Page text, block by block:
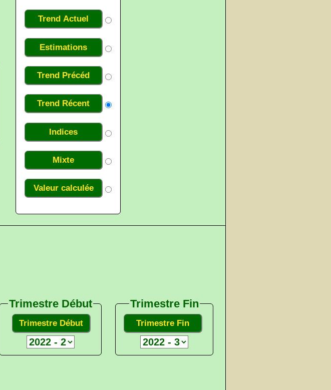
Trend Actuel
Estimations
Trend Précéd
Trend Récent
Indices
Mixte
Valeur calculée
Trimestre Début
Trimestre Début
Trimestre Fin
Trimestre Fin